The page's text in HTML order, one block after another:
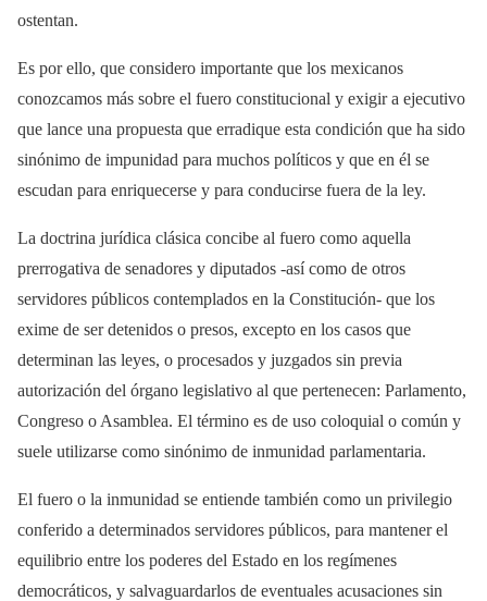
ostentan.
Es por ello, que considero importante que los mexicanos
conozcamos más sobre el fuero constitucional y exigir a ejecutivo
que lance una propuesta que erradique esta condición que ha sido
sinónimo de impunidad para muchos políticos y que en él se
escudan para enriquecerse y para conducirse fuera de la ley.
La doctrina jurídica clásica concibe al fuero como aquella
prerrogativa de senadores y diputados -así como de otros
servidores públicos contemplados en la Constitución- que los
exime de ser detenidos o presos, excepto en los casos que
determinan las leyes, o procesados y juzgados sin previa
autorización del órgano legislativo al que pertenecen: Parlamento,
Congreso o Asamblea. El término es de uso coloquial o común y
suele utilizarse como sinónimo de inmunidad parlamentaria.
El fuero o la inmunidad se entiende también como un privilegio
conferido a determinados servidores públicos, para mantener el
equilibrio entre los poderes del Estado en los regímenes
democráticos, y salvaguardarlos de eventuales acusaciones sin